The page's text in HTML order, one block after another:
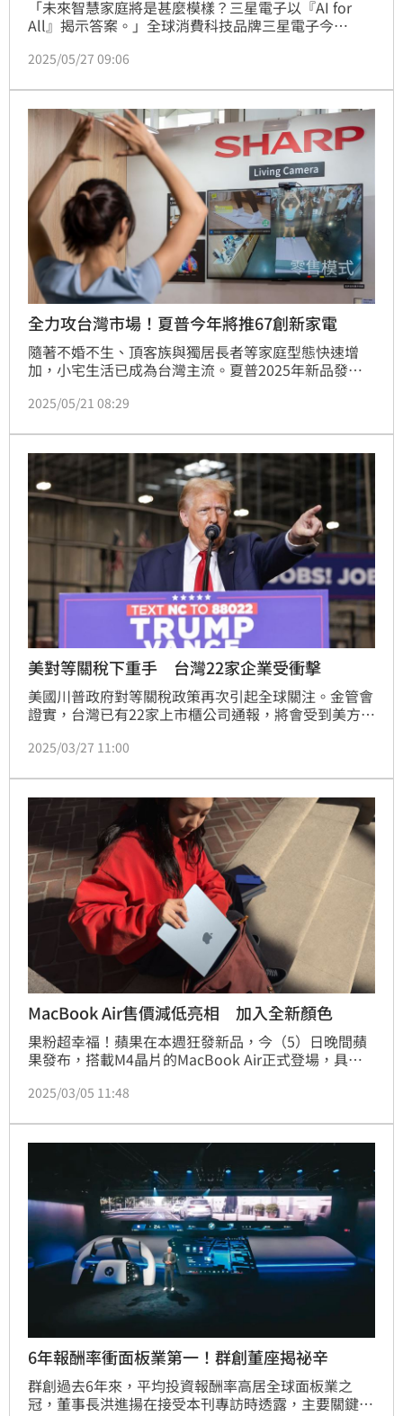
「未來智慧家庭將是甚麼模樣？三星電子以『AI for
All』揭示答案。」全球消費科技品牌三星電子今
慧顯示器、Soundbar、冰箱與洗衣機等系列產品，全
2025/05/27 09:06
全力攻台灣市場！夏普今年將推67創新家電
隨著不婚不生、頂客族與獨居長者等家庭型態快速增
加，小宅生活已成為台灣主流。夏普2025年新品發表
視、全新商品電子鎖、一對多空調、自動投劑洗衣機、
普將有多達67款新品陸續上市，展現對台灣市場的高度
重視與持續創新。
2025/05/21 08:29
美對等關稅下重手 台灣22家企業受衝擊
美國川普政府對等關稅政策再次引起全球關注。金管會
證實，台灣已有22家上市櫃公司通報，將會受到美方新
與汽車產業，尤其是半導體及零組件業者，將面臨較大
2025/03/27 11:00
MacBook Air售價減低亮相 加入全新顏色
果粉超幸福！蘋果在本週狂發新品，今（5）日晚間蘋
果發布，搭載M4晶片的MacBook Air正式登場，具備
1200萬像素「人物居中」相機、升級的外接顯示器支
將提供13、15吋螢幕，售價比以往減低1,000元，分別
為34,900、41,900元起跳，並新增全新的天藍色、午夜
色、星光色和銀色，將於日後在台開放訂購。
2025/03/05 11:48
6年報酬率衝面板業第一！群創董座揭祕辛
群創過去6年來，平均投資報酬率高居全球面板業之
冠，董事長洪進揚在接受本刊專訪時透露，主要關鍵在